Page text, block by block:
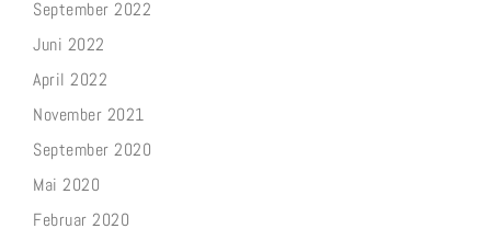
September 2022
Juni 2022
April 2022
November 2021
September 2020
Mai 2020
Februar 2020